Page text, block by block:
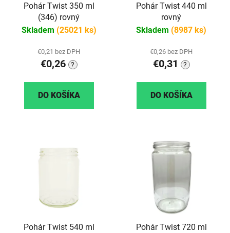
Pohár Twist 350 ml
(346) rovný
Skladem (25021 ks)
€0,21 bez DPH
€0,26 ?
DO KOŠÍKA
Pohár Twist 440 ml
rovný
Skladem (8987 ks)
€0,26 bez DPH
€0,31 ?
DO KOŠÍKA
Pohár Twist 540 ml
Pohár Twist 720 ml